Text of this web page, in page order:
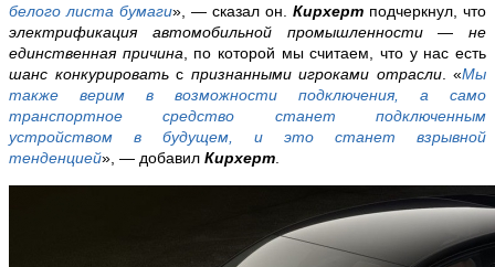
белого листа бумаги», — сказал он. Кирхерт подчеркнул, что
электрификация автомобильной промышленности— не
единственная причина , по которой мы считаем, что у нас есть
шанс конкурироватьс признанными игроками отрасли. «Мы
также верим в возможности подключения,
а само
транспортное средство станет подключенным
устройством в будущем, и это станет взрывной
тенденцией», — добавил Кирхерт